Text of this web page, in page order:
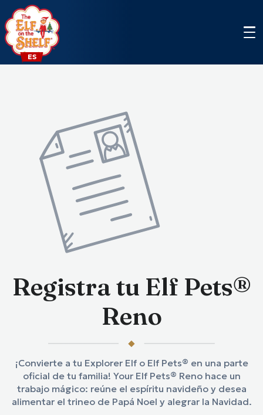
ES
Ropa y accesorios
Entretenimiento
Recursos para profesores
Dónde Comprar
Registra tu Elf Pets®
Reno
¡Convierte a tu Explorer Elf o Elf Pets® en una parte
oficial de tu familia! Your Elf Pets® Reno hace un
trabajo mágico: reúne el espíritu navideño y desea
alimentar el trineo de Papá Noel y alegrar la Navidad.